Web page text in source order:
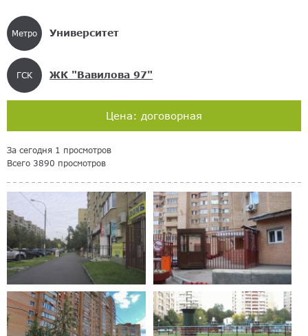
Метро Университет
ГСК ЖК "Вавилова 97"
Цена: договорная
За сегодня 1 просмотров
Всего 3890 просмотров